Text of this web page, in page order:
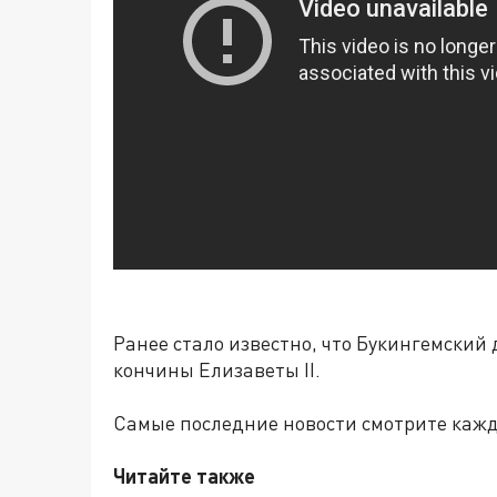
Ранее стало известно, что
кончины Елизаветы II.
Самые последние новости смотрите
Читайте также